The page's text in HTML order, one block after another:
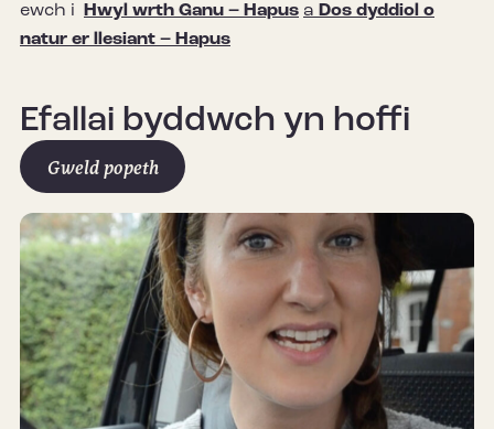
ewch i
Hwyl wrth Ganu – Hapus a Dos dyddiol o
natur er llesiant – Hapus
Efallai byddwch yn hoffi
Gweld popeth